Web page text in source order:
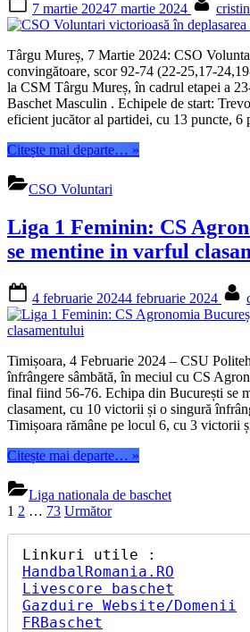
on
7 martie 20247 martie 2024
Târgu Mureș, 7 Martie 2024: CSO
convingătoare, scor 92-74 (22-25,17-
la CSM Târgu Mureș, în cadrul etapei a
Baschet Masculin . Echipele de start:
eficient jucător al partidei, cu 13 puncte, 6
Citește mai departe… “CSO
de
la
CSM
Mureș”
»
CSO Voluntari
Liga 1 Feminin: CS
se mentine in varful
on
4 februarie 20244 februarie 2024
Timișoara, 4 Februarie 2024 – CSU
înfrângere sâmbătă, în meciul cu CS
final fiind 56-76. Echipa din București se
clasament, cu 10 victorii și o singură
Timișoara rămâne pe locul 6, cu 3
Citește mai departe… “Liga
Feminin:
CS
București
se
mentine
in
varful
clasamentului”
»
Liga nationala de baschet
Paginație
articole
1 2 … 73 Următor
HandbalRomania.RO
Livescore baschet
Gazduire Website/Domenii
FRBaschet